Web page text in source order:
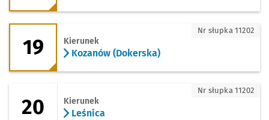
19 - kierunek Kozanów (Dokerska)
19 Kierunek
Kozanów (Dokerska)
Nr słupka 11202
20 Kierunek
Leśnica
Nr słupka 11202